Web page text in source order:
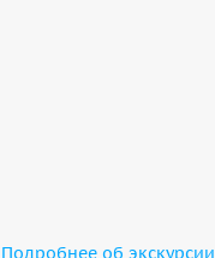
Подробнее об экскурсии